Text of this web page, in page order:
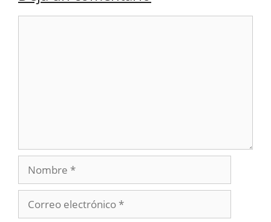
electrónico